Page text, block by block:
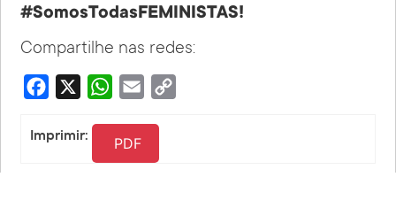
#SomosTodasFEMINISTAS!
Compartilhe nas redes:
Facebook WhatsApp
Email
Imprimir: PDF